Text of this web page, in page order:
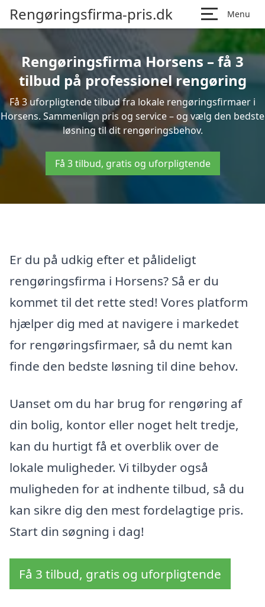
Rengøringsfirma-pris.dk Menu
Rengøringsfirma Horsens – få 3
tilbud på professionel rengøring
Få 3 uforpligtende tilbud fra lokale rengøringsfirmaer i
Horsens. Sammenlign pris og service – og vælg den bedste
løsning til dit rengøringsbehov.
Få 3 tilbud, gratis og uforpligtende
Er du på udkig efter et pålideligt
rengøringsfirma i Horsens? Så er du
kommet til det rette sted! Vores platform
hjælper dig med at navigere i markedet
for rengøringsfirmaer, så du nemt kan
finde den bedste løsning til dine behov.
Uanset om du har brug for rengøring af
din bolig, kontor eller noget helt tredje,
kan du hurtigt få et overblik over de
lokale muligheder. Vi tilbyder også
muligheden for at indhente tilbud, så du
kan sikre dig den mest fordelagtige pris.
Start din søgning i dag!
Få 3 tilbud, gratis og uforpligtende